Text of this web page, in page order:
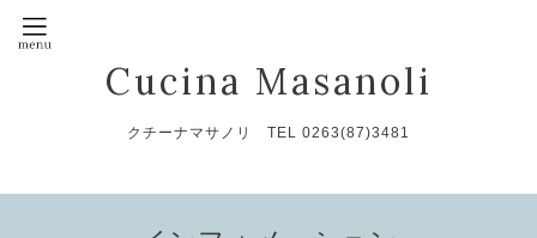
Cucina Masanoli
クチーナマサノリ TEL 0263(87)3481